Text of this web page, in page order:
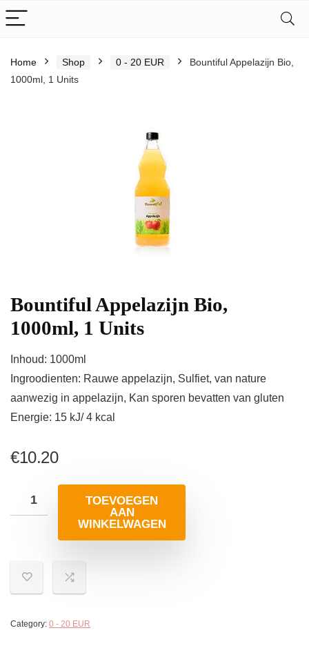
Home Shop 0 - 20 EUR
Bountiful Appelazijn Bio,
1000ml, 1 Units
Bountiful Appelazijn Bio,
1000ml, 1 Units
Inhoud: 1000ml
Ingroodienten: Rauwe appelazijn, Sulfiet, van nature
aanwezig in appelazijn, Kan sporen bevatten van gluten
Energie: 15 kJ/ 4 kcal
€10.20
TOEVOEGEN
AAN
WINKELWAGEN
Category: 0 - 20 EUR